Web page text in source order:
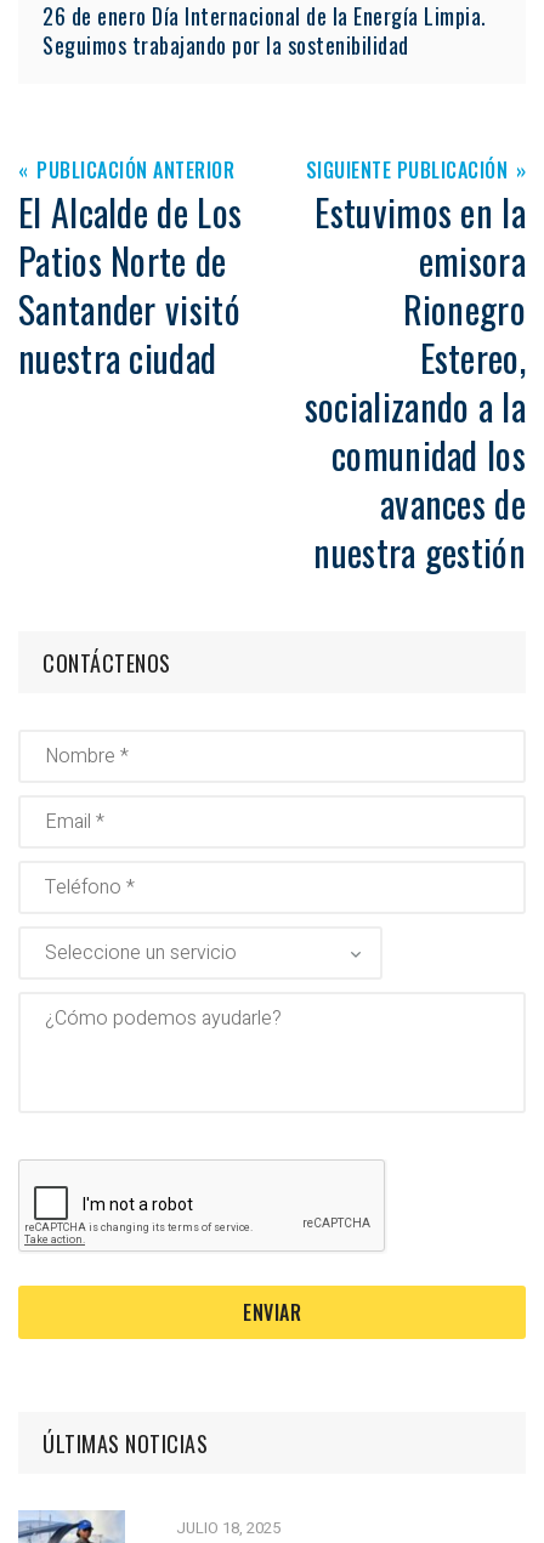
26 de enero Día Internacional de la Energía Limpia.
Seguimos trabajando por la sostenibilidad
PUBLICACIÓN ANTERIOR
El Alcalde de Los
Patios Norte de
Santander visitó
nuestra ciudad
SIGUIENTE PUBLICACIÓN
Estuvimos en la
emisora
Rionegro
Estereo,
socializando a la
comunidad los
avances de
nuestra gestión
CONTÁCTENOS
ÚLTIMAS NOTICIAS
JULIO 18, 2025